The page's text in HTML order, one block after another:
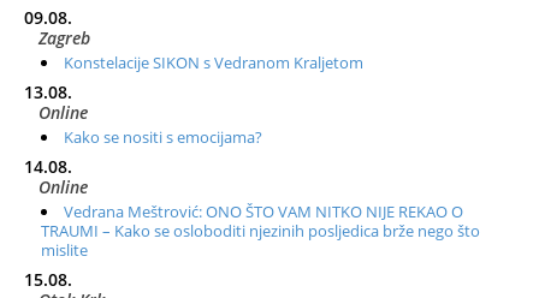
09.08.
Zagreb
Konstelacije SIKON s Vedranom Kraljetom
13.08.
Online
Kako se nositi s emocijama?
14.08.
Online
Vedrana Meštrović: ONO ŠTO VAM NITKO NIJE REKAO O
TRAUMI – Kako se osloboditi njezinih posljedica brže nego što
mislite
15.08.